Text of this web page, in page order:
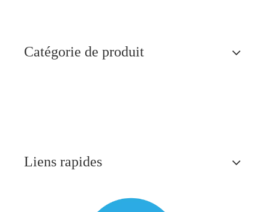
Catégorie de produit
Liens rapides